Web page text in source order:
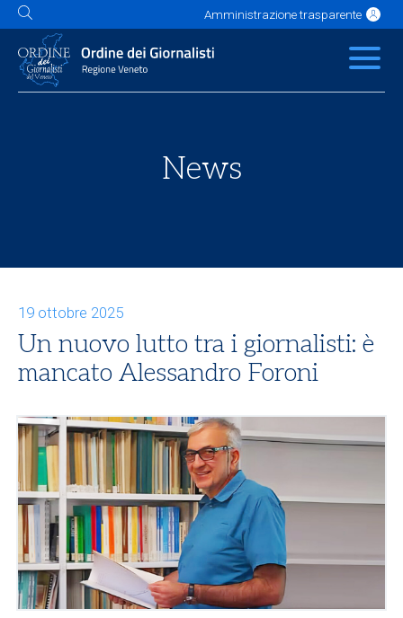
Amministrazione trasparente
L'Ordine News Servizi Albo
Contatti Link utili
News
19 ottobre 2025
Un nuovo lutto tra i giornalisti: è
mancato Alessandro Foroni